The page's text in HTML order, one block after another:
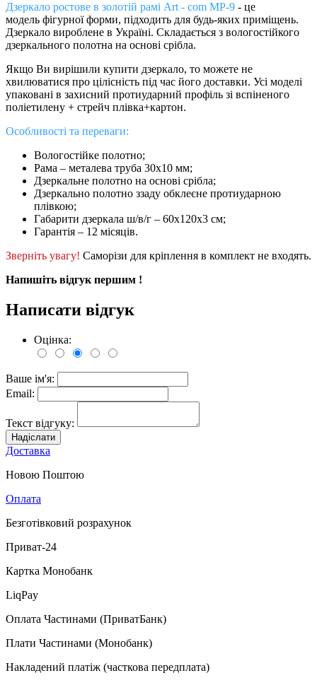
Дзеркало ростове в золотій рамі Art - com МР-9 - це
модель фігурної форми, підходить для будь-яких приміщень.
Дзеркало вироблене в Україні. Складається з вологостійкого
дзеркального полотна на основі срібла.
Якщо Ви вирішили купити дзеркало, то можете не
хвилюватися про цілісність під час його доставки. Усі моделі
упаковані в захисний протиударний профіль зі вспіненого
поліетилену + стрейч плівка+картон.
Особливості та переваги:
Вологостійке полотно;
Рама – металева труба 30х10 мм;
Дзеркальне полотно на основі срібла;
Дзеркально полотно ззаду обклеєне протиударною
плівкою;
Габарити дзеркала ш/в/г – 60х120х3 см;
Гарантія – 12 місяців.
Зверніть увагу! Саморізи для кріплення в комплект не входять.
Напишіть відгук першим !
Написати відгук
Оцінка:
Ваше ім'я:
Email:
Текст відгуку:
Надіслати
Доставка
Новою Поштою
Оплата
Безготівковий розрахунок
Приват-24
Картка Монобанк
LiqPay
Оплата Частинами (ПриватБанк)
Плати Частинами (Монобанк)
Накладений платіж (часткова передплата)